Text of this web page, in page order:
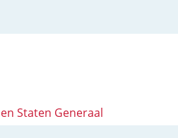
Staten Generaal